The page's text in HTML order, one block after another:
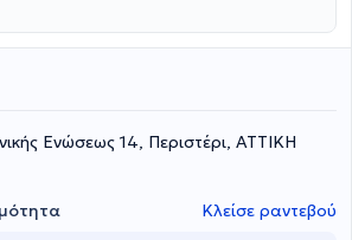
Ενώσεως 14, Περιστέρι, ΑΤΤΙΚΗ
Κλείσε ραντεβού